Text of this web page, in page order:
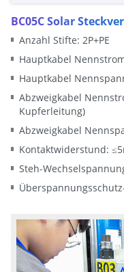
BC05C Solar
Anzahl Stifte: 2P+PE
Hauptkabel
Hauptkabel
Abzweigkabel
Kupferleitung)
Abzweigkabel
Kontaktwiderstund:
Steh-